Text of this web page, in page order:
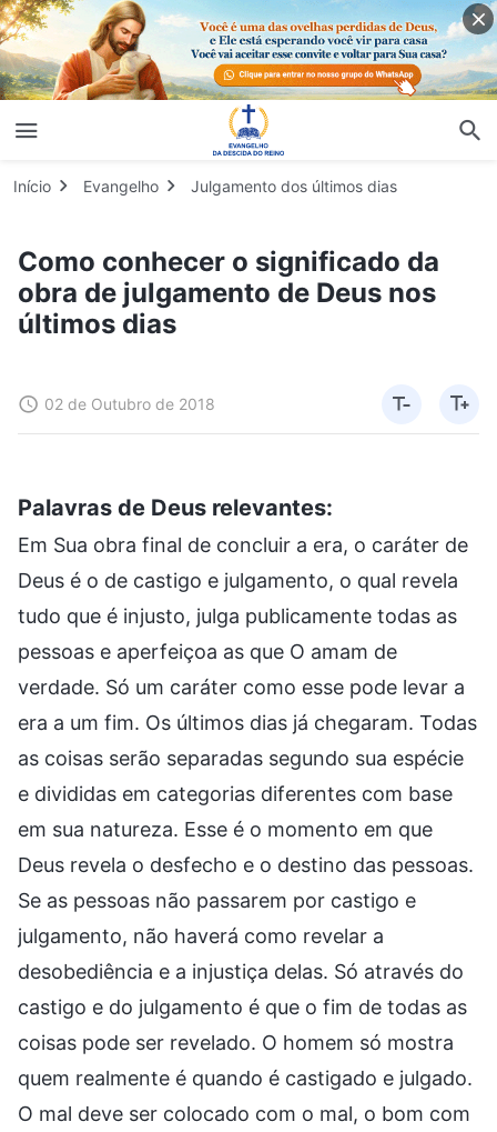
Início Evangelho Julgamento dos últimos dias
Como conhecer o significado da
obra de julgamento de Deus nos
últimos dias
02 de Outubro de 2018
Palavras de Deus relevantes:
Em Sua obra final de concluir a era, o caráter de
Deus é o de castigo e julgamento, o qual revela
tudo que é injusto, julga publicamente todas as
pessoas e aperfeiçoa as que O amam de
verdade. Só um caráter como esse pode levar a
era a um fim. Os últimos dias já chegaram. Todas
as coisas serão separadas segundo sua espécie
e divididas em categorias diferentes com base
em sua natureza. Esse é o momento em que
Deus revela o desfecho e o destino das pessoas.
Se as pessoas não passarem por castigo e
julgamento, não haverá como revelar a
desobediência e a injustiça delas. Só através do
castigo e do julgamento é que o fim de todas as
coisas pode ser revelado. O homem só mostra
quem realmente é quando é castigado e julgado.
O mal deve ser colocado com o mal, o bom com